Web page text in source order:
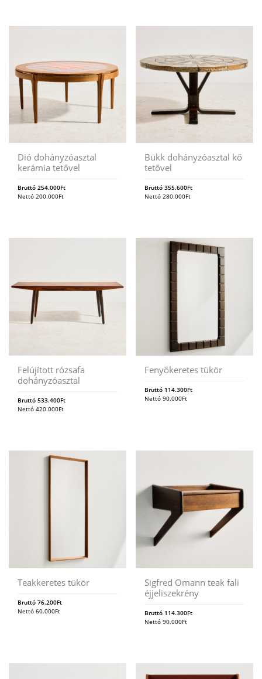
Dió dohányzóasztal
kerámia tetővel
Bruttó 254.000Ft
Nettó 200.000Ft
Bükk dohányzóasztal kő
tetővel
Bruttó355.600Ft
Nettó280.000Ft
Felújított rózsafa
dohányzóasztal
Bruttó 533.400Ft
Nettó 420.000Ft
Fenyőkeretes tükör
Bruttó 114.300Ft
Nettó90.000Ft
Teakkeretes tükör
Bruttó 76.200Ft
Nettó 60.000Ft
Sigfred Omann teak fali
éjjeliszekrény
Bruttó 114.300Ft
Nettó90.000Ft